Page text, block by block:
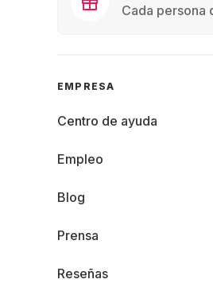
Cada persona
EMPRESA
Centro de ayuda
Empleo
Blog
Prensa
Reseñas